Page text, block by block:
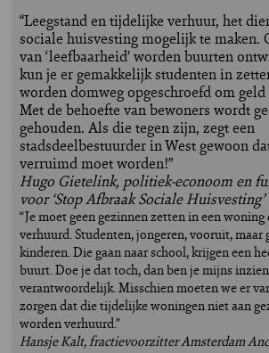
“Leegstand en tijdelijke verhuur, het
sociale huisvesting mogelijk te maken.
van ‘leefbaarheid’ worden buurten
kun je er gemakkelijk studenten in
worden domweg opgeschroefd om geld
Met de behoefte van bewoners wordt
gehouden. Als die tegen zijn, zegt een
stadsdeelbestuurder in West gewoon
verruimd moet worden!”
Hugo Gietelink, politiek-econoom en
voor ‘Stop Afbraak Sociale Huisvesting’
“Je moet geen gezinnen zetten in een
verhuurd. Studenten, jongeren, vooruit, maar
kinderen. Die gaan naar school, krijgen een
buurt. Doe je dat toch, dan ben je mijns
verantwoordelijk. Misschien moeten we er
zorgen dat die tijdelijke woningen niet aan
worden verhuurd.”
Hansje Kalt, fractievoorzitter Amsterdam